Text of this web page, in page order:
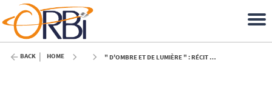
BACK HOME " D'OMBRE ET DE LUMIÈRE " : RÉCIT D'UNE RÉGÉNÉRATION RÉUSSIE EN CHÊNAIE ARDENNAISE - 2015